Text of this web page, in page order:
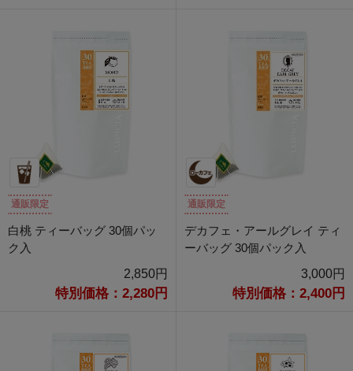
通販限定
白桃 ティーバッグ 30個パッ
ク入
2,850円
特別価格：2,280円
通販限定
デカフェ・アールグレイ ティ
ーバッグ 30個パック入
3,000円
特別価格：2,400円